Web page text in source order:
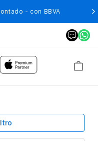
- con BBVA